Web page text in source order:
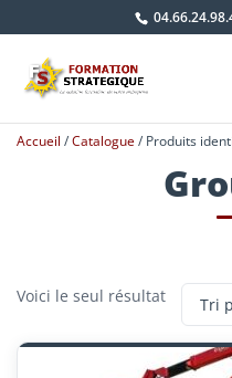
Accueil /Catalogue/ Produits
Voici le seul résultat